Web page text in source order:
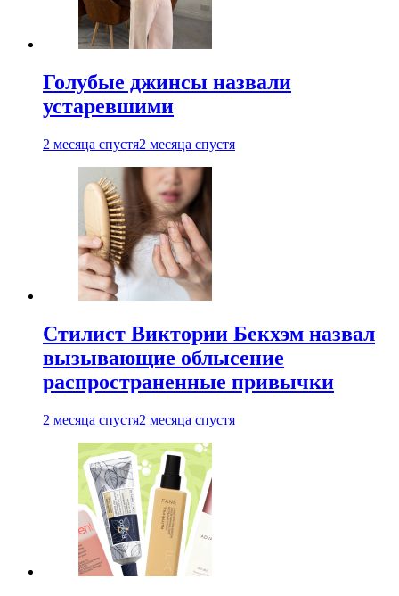
Голубые джинсы назвали
устаревшими
2 месяца спустя2 месяца спустя
Стилист Виктории Бекхэм назвал
вызывающие облысение
распространенные привычки
2 месяца спустя2 месяца спустя